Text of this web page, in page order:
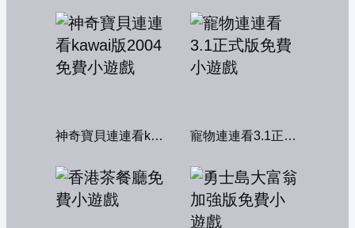
神奇寶貝連連看kawai版2004 寵物連連看3.1正式版